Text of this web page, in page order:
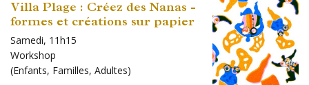
Villa Plage : Créez des Nanas -
formes et créations sur papier
Samedi, 11h15
Workshop
(Enfants, Familles, Adultes)